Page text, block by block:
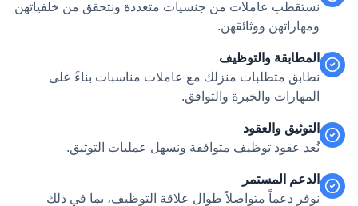
نستقطب عاملات من جنسيات متعددة ونتحقق من خلفياتهن
ومهاراتهن ووثائقهن.
المطابقة والتوظيف
نطابق متطلبات منزلك مع عاملات مناسبات بناءً على
المهارات والخبرة والتوافق.
التوثيق والعقود
نُعد عقود توظيف متوافقة ونسهل عمليات التوثيق.
الدعم المستمر
نوفر دعماً متواصلاً طوال علاقة التوظيف، بما في ذلك